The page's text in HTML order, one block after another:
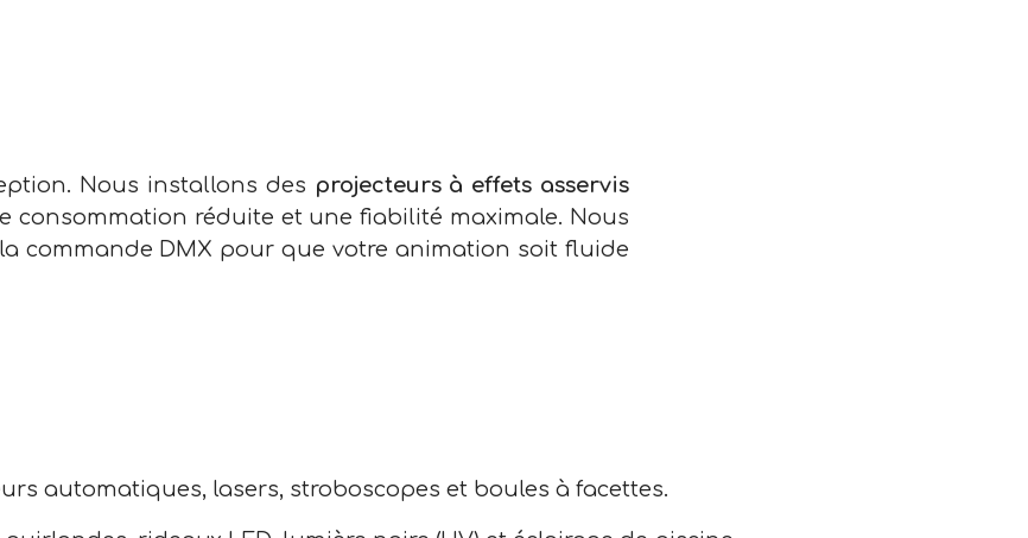
Nous installons des projecteurs à effets asservis
consommation réduite et une fiabilité maximale. Nous
commande DMX pour que votre animation soit fluide
automatiques, lasers, stroboscopes et boules à facettes.